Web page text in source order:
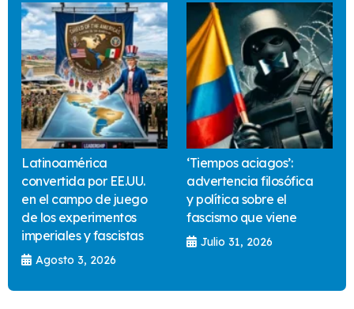
Latinoamérica
convertida por EE.UU.
en el campo de juego
de los experimentos
imperiales y fascistas
Agosto 3, 2026
‘Tiempos aciagos’:
advertencia filosófica
y política sobre el
fascismo que viene
Julio 31, 2026